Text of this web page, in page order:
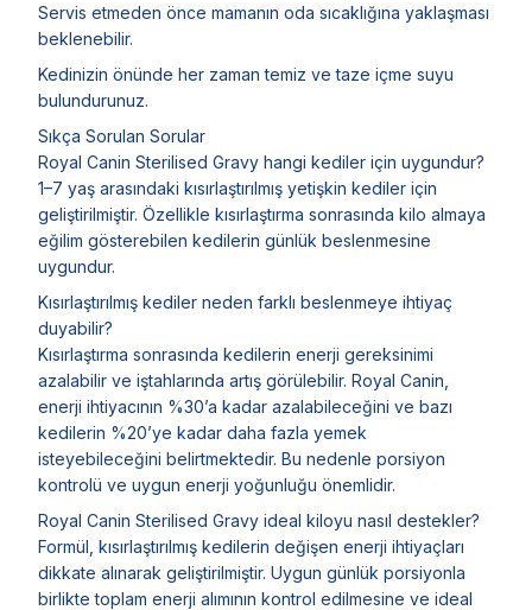
Servis etmeden önce mamanın oda sıcaklığına yaklaşması
beklenebilir.
Kedinizin önünde her zaman temiz ve taze içme suyu
bulundurunuz.
Sıkça Sorulan Sorular
Royal Canin Sterilised Gravy hangi kediler için uygundur?
1–7 yaş arasındaki kısırlaştırılmış yetişkin kediler için
geliştirilmiştir. Özellikle kısırlaştırma sonrasında kilo almaya
eğilim gösterebilen kedilerin günlük beslenmesine
uygundur.
Kısırlaştırılmış kediler neden farklı beslenmeye ihtiyaç
duyabilir?
Kısırlaştırma sonrasında kedilerin enerji gereksinimi
azalabilir ve iştahlarında artış görülebilir. Royal Canin,
enerji ihtiyacının %30’a kadar azalabileceğini ve bazı
kedilerin %20’ye kadar daha fazla yemek
isteyebileceğini belirtmektedir. Bu nedenle porsiyon
kontrolü ve uygun enerji yoğunluğu önemlidir.
Royal Canin Sterilised Gravy ideal kiloyu nasıl destekler?
Formül, kısırlaştırılmış kedilerin değişen enerji ihtiyaçları
dikkate alınarak geliştirilmiştir. Uygun günlük porsiyonla
birlikte toplam enerji alımının kontrol edilmesine ve ideal